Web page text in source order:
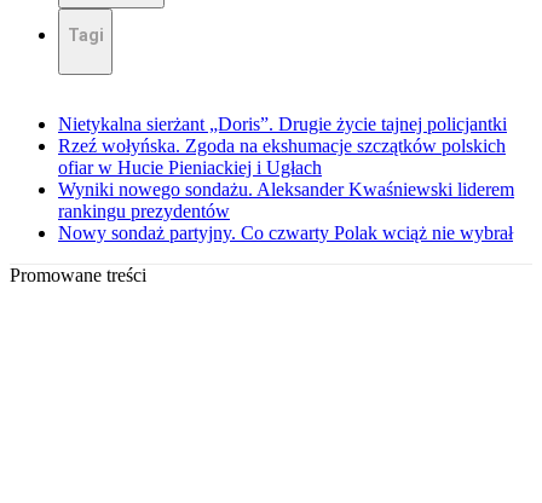
Tagi
Nietykalna sierżant „Doris”. Drugie życie tajnej policjantki
Rzeź wołyńska. Zgoda na ekshumacje szczątków polskich
ofiar w Hucie Pieniackiej i Ugłach
Wyniki nowego sondażu. Aleksander Kwaśniewski liderem
rankingu prezydentów
Nowy sondaż partyjny. Co czwarty Polak wciąż nie wybrał
Promowane treści